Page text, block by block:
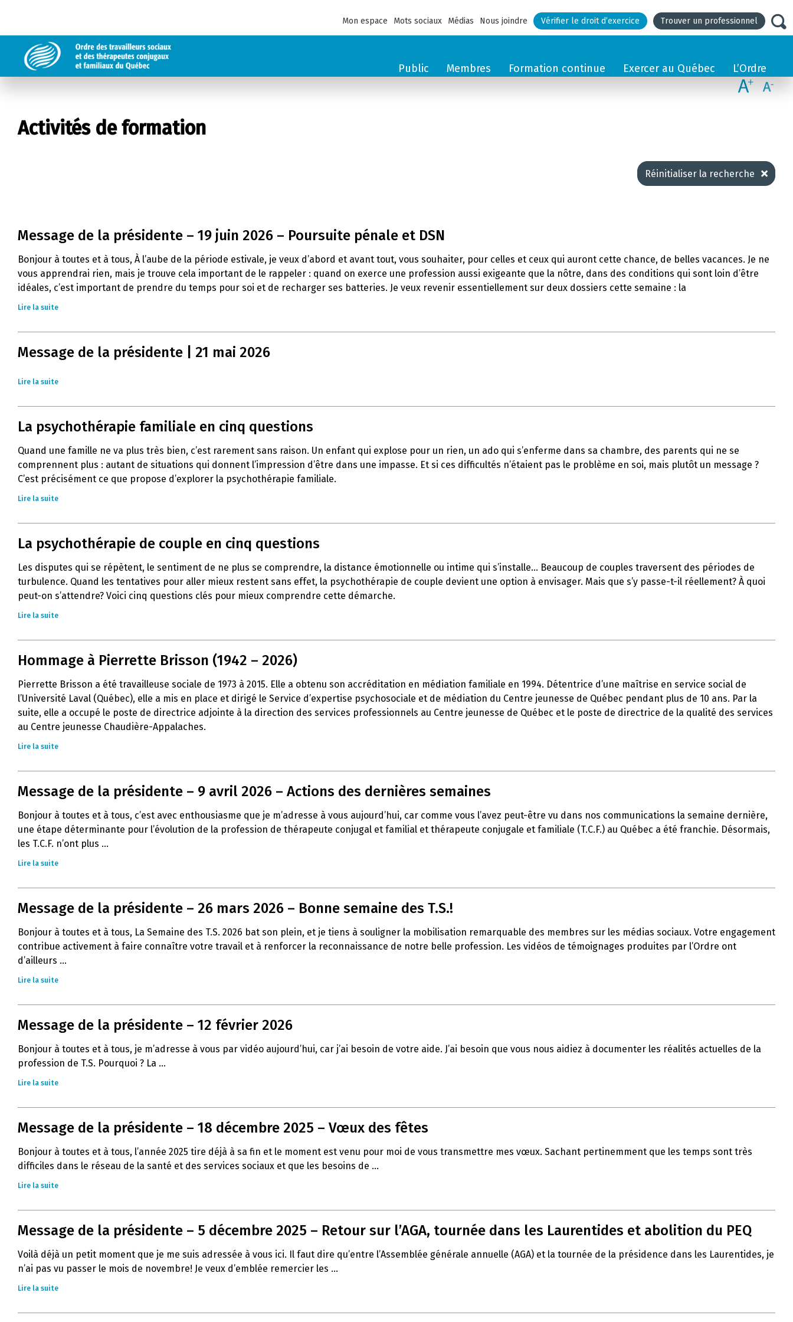
Mon espace Mots sociaux Médias Nous joindre Vérifier le droit d’exercice Trouver un professionnel
Public Membres Formation continue Exercer au Québec L’Ordre
Activités de formation
Réinitialiser la recherche
Message de la présidente – 19 juin 2026 – Poursuite pénale et DSN
Bonjour à toutes et à tous, À l’aube de la période estivale, je veux d’abord et avant tout, vous souhaiter, pour celles et ceux qui auront cette chance, de belles vacances. Je ne
vous apprendrai rien, mais je trouve cela important de le rappeler : quand on exerce une profession aussi exigeante que la nôtre, dans des conditions qui sont loin d’être
idéales, c’est important de prendre du temps pour soi et de recharger ses batteries. Je veux revenir essentiellement sur deux dossiers cette semaine : la
Lire la suite
Message de la présidente | 21 mai 2026
Lire la suite
La psychothérapie familiale en cinq questions
Quand une famille ne va plus très bien, c’est rarement sans raison. Un enfant qui explose pour un rien, un ado qui s’enferme dans sa chambre, des parents qui ne se
comprennent plus : autant de situations qui donnent l’impression d’être dans une impasse. Et si ces difficultés n’étaient pas le problème en soi, mais plutôt un message ?
C’est précisément ce que propose d’explorer la psychothérapie familiale.
Lire la suite
La psychothérapie de couple en cinq questions
Les disputes qui se répètent, le sentiment de ne plus se comprendre, la distance émotionnelle ou intime qui s’installe… Beaucoup de couples traversent des périodes de
turbulence. Quand les tentatives pour aller mieux restent sans effet, la psychothérapie de couple devient une option à envisager. Mais que s’y passe-t-il réellement? À quoi
peut-on s’attendre? Voici cinq questions clés pour mieux comprendre cette démarche.
Lire la suite
Hommage à Pierrette Brisson (1942 – 2026)
Pierrette Brisson a été travailleuse sociale de 1973 à 2015. Elle a obtenu son accréditation en médiation familiale en 1994. Détentrice d’une maîtrise en service social de
l’Université Laval (Québec), elle a mis en place et dirigé le Service d’expertise psychosociale et de médiation du Centre jeunesse de Québec pendant plus de 10 ans. Par la
suite, elle a occupé le poste de directrice adjointe à la direction des services professionnels au Centre jeunesse de Québec et le poste de directrice de la qualité des services
au Centre jeunesse Chaudière-Appalaches.
Lire la suite
Message de la présidente – 9 avril 2026 – Actions des dernières semaines
Bonjour à toutes et à tous, c’est avec enthousiasme que je m’adresse à vous aujourd’hui, car comme vous l’avez peut-être vu dans nos communications la semaine dernière,
une étape déterminante pour l’évolution de la profession de thérapeute conjugal et familial et thérapeute conjugale et familiale (T.C.F.) au Québec a été franchie. Désormais,
les T.C.F. n’ont plus ...
Lire la suite
Message de la présidente – 26 mars 2026 – Bonne semaine des T.S.!
Bonjour à toutes et à tous, La Semaine des T.S. 2026 bat son plein, et je tiens à souligner la mobilisation remarquable des membres sur les médias sociaux. Votre engagement
contribue activement à faire connaître votre travail et à renforcer la reconnaissance de notre belle profession. Les vidéos de témoignages produites par l’Ordre ont
d’ailleurs ...
Lire la suite
Message de la présidente – 12 février 2026
Bonjour à toutes et à tous, je m’adresse à vous par vidéo aujourd’hui, car j’ai besoin de votre aide. J’ai besoin que vous nous aidiez à documenter les réalités actuelles de la
profession de T.S. Pourquoi ? La ...
Lire la suite
Message de la présidente – 18 décembre 2025 – Vœux des fêtes
Bonjour à toutes et à tous, l’année 2025 tire déjà à sa fin et le moment est venu pour moi de vous transmettre mes vœux. Sachant pertinemment que les temps sont très
difficiles dans le réseau de la santé et des services sociaux et que les besoins de ...
Lire la suite
Message de la présidente – 5 décembre 2025 – Retour sur l’AGA, tournée dans les Laurentides et abolition du PEQ
Voilà déjà un petit moment que je me suis adressée à vous ici. Il faut dire qu’entre l’Assemblée générale annuelle (AGA) et la tournée de la présidence dans les Laurentides, je
n’ai pas vu passer le mois de novembre! Je veux d’emblée remercier les ...
Lire la suite